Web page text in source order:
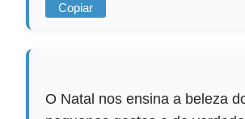
Copiar
O Natal nos ensina a beleza